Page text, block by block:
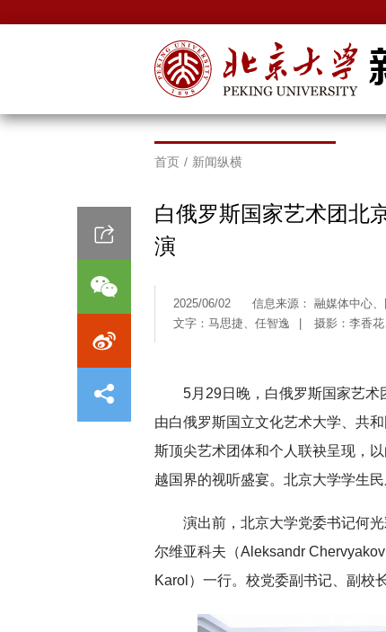
首页 / 新闻纵横
白俄罗斯国家艺术团北
演
2025/06/02
信息来源： 融媒体中心
文字：马思捷、任智逸
摄影：李香
5月29日晚，白俄罗斯国家艺术
由白俄罗斯国立文化艺术大学、共
斯顶尖艺术团体和个人联袂呈现，
越国界的视听盛宴。北京大学学生
演出前，北京大学党委书记何
尔维亚科夫（Aleksandr
Karol）一行。校党委副书记、副校